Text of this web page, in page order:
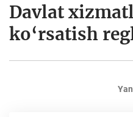
Davlat
ko‘rsatish